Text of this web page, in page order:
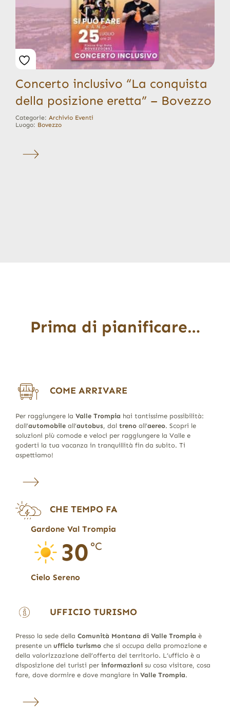
Concerto inclusivo “La conquista
della posizione eretta” – Bovezzo
Categorie: Archivio Eventi
Luogo: Bovezzo
Prima di pianificare…
COME ARRIVARE
Per raggiungere la Valle Trompia hai tantissime possibilità:
dall’automobileall’autobus, dal trenoall’aereo. Scopri le
soluzioni più comode e veloci per raggiungere la Valle e
goderti la tua vacanza in tranquillità fin da subito. Ti
aspettiamo!
CHE TEMPO FA
Gardone Val Trompia
30 °C
Cielo Sereno
UFFICIO TURISMO
Presso la sede della Comunità Montana di Valle Trompia è
presente un ufficio turismoche si occupa della promozione e
della valorizzazione dell’offerta del territorio. L’ufficio è a
disposizione dei turisti per informazionisu cosa visitare, cosa
fare, dove dormire e dove mangiare in Valle Trompia.